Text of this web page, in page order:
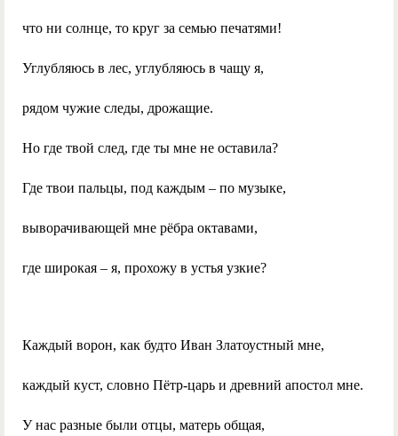
что ни солнце, то круг за семью печатями!
Углубляюсь в лес, углубляюсь в чащу я,
рядом чужие следы, дрожащие.
Но где твой след, где ты мне не оставила?
Где твои пальцы, под каждым – по музыке,
выворачивающей мне рёбра октавами,
где широкая – я, прохожу в устья узкие?
Каждый ворон, как будто Иван Златоустный мне,
каждый куст, словно Пётр-царь и древний апостол мне.
У нас разные были отцы, матерь общая,